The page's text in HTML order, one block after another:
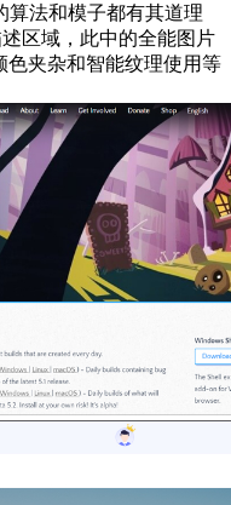
算法和模子都有其道理
区域，此中的全能图片
色夹杂和智能纹理使用等